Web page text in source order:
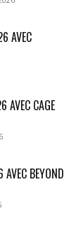
AVEC
AVEC CAGE
BEYOND